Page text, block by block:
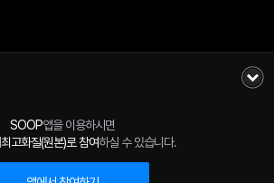
SOOP앱을 이용하시면
최고화질(원본)로 참여하실 수 있습니다.